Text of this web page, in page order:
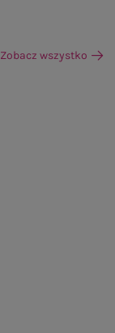
Zobacz wszystko